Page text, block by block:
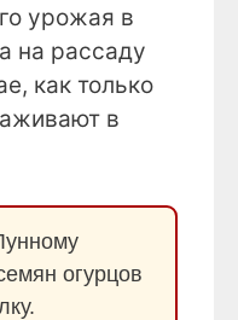
урожая в
на рассаду
как только
в
огурцов